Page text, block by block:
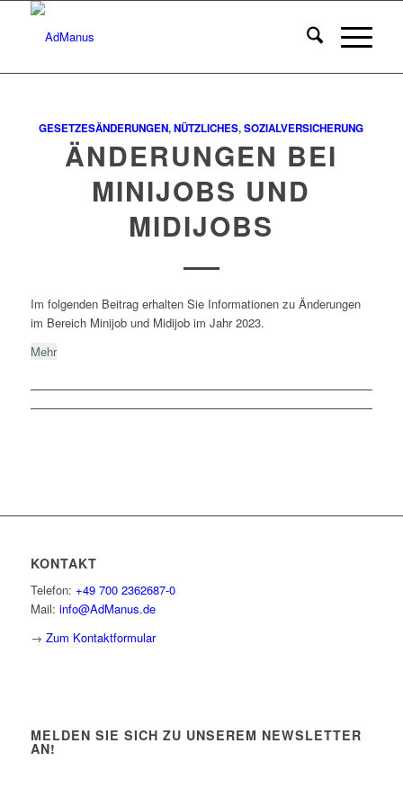
GESETZESÄNDERUNGEN,NÜTZLICHES,SOZIALVERSICHERUNG
ÄNDERUNGEN BEI
MINIJOBS UND
MIDIJOBS
Im folgenden Beitrag erhalten Sie Informationen zu Änderungen
im Bereich Minijob und Midijob im Jahr 2023.
Mehr
KONTAKT
Telefon: +49 700 2362687-0
Mail: info@AdManus.de
→ Zum Kontaktformular
MELDEN SIE SICH ZU UNSEREM NEWSLETTER
AN!